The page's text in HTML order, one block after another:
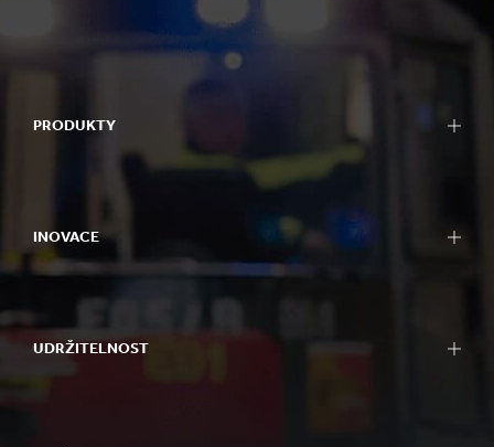
PRODUKTY
INOVACE
UDRŽITELNOST